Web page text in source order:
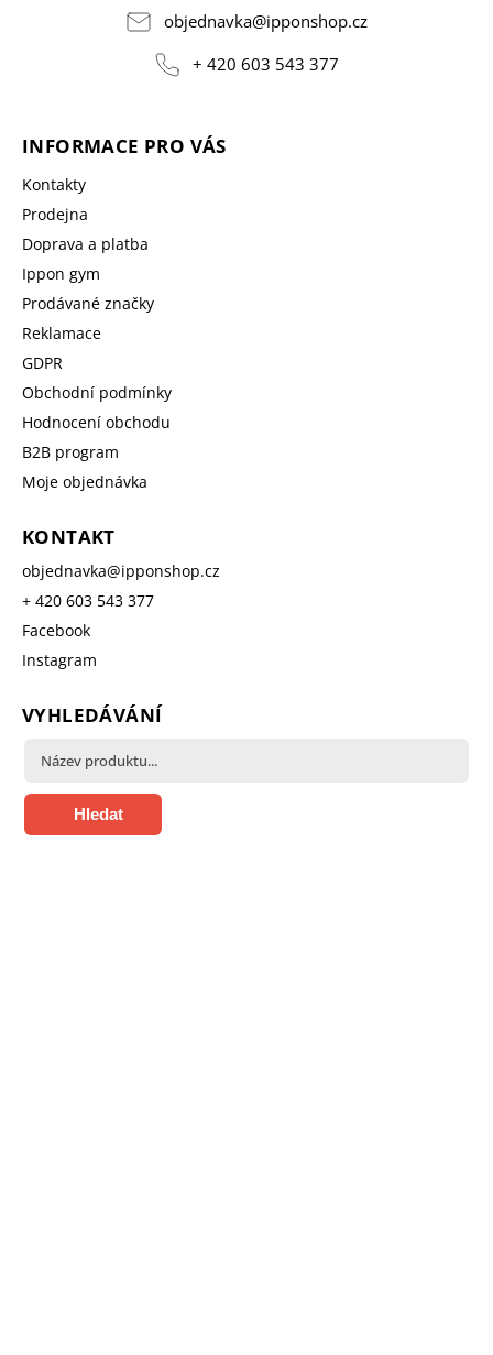
objednavka@ipponshop.cz
+ 420 603 543 377
INFORMACE PRO VÁS
Kontakty
Prodejna
Doprava a platba
Ippon gym
Prodávané značky
Reklamace
GDPR
Obchodní podmínky
Hodnocení obchodu
B2B program
Moje objednávka
KONTAKT
objednavka@ipponshop.cz
+ 420 603 543 377
Facebook
Instagram
VYHLEDÁVÁNÍ
Hledat